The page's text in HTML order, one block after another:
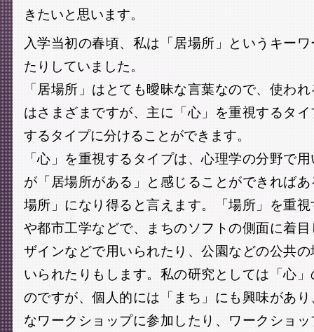
きたいと思います。
入学当初の春頃、私は「居場所」というキー
たりしていました。
「居場所」はとても曖昧な言葉なので、使わ
はさまざまですが、主に「心」を重視するタ
するタイプに分けることができます。
「心」を重視するタイプは、心理学の分野で
が「居場所がある」と感じることができれば
場所」になり得ると言えます。「場所」を重
や都市工学などで、まちのソフトの側面に着
ザインなどで用いられたり、公園などの公共
いられたりもします。私の研究としては「心
のですが、個人的には「まち」にも興味があ
なワークショップに参加したり、ワークショ